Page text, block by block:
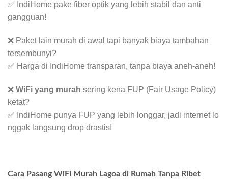
✅ IndiHome pake fiber optik yang lebih stabil dan anti
gangguan!
❌ Paket lain murah di awal tapi banyak biaya tambahan
tersembunyi?
✅ Harga di IndiHome transparan, tanpa biaya aneh-aneh!
❌ WiFi yang murah sering kena FUP (Fair Usage Policy)
ketat?
✅ IndiHome punya FUP yang lebih longgar, jadi internet lo
nggak langsung drop drastis!
Cara Pasang WiFi Murah Lagoa di Rumah Tanpa Ribet